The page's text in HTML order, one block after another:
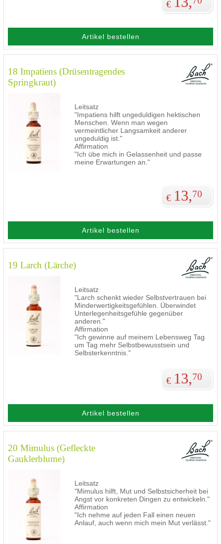
€
Artikel bestellen
18 Impatiens (Drüsentragendes
Springkraut)
Leitsatz
"Impatiens hilft ungeduldigen hektischen
Menschen. Wenn man wegen
vermeintlicher Langsamkeit anderer
ungeduldig ist."
Affirmation
"Ich übe mich in Gelassenheit und passe
meine Erwartungen an."
€ 13,70
Artikel bestellen
19 Larch (Lärche)
Leitsatz
"Larch schenkt wieder Selbstvertrauen bei
Minderwertigkeitsgefühlen. Überwindet
Unterlegenheitsgefühle gegenüber
anderen."
Affirmation
"Ich gewinne auf meinem Lebensweg Tag
um Tag mehr Selbstbewusstsein und
Selbsterkenntnis."
€ 13,70
Artikel bestellen
20 Mimulus (Gefleckte
Gauklerblume)
Leitsatz
"Mimulus hilft, Mut und Selbstsicherheit bei
Angst vor konkreten Dingen zu entwickeln."
Affirmation
"Ich nehme auf jeden Fall einen neuen
Anlauf, auch wenn mich mein Mut verlässt."